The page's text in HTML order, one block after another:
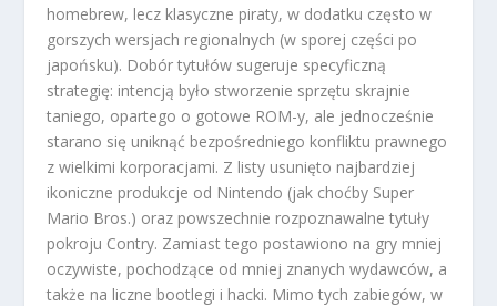
homebrew, lecz klasyczne piraty, w dodatku często w
gorszych wersjach regionalnych (w sporej części po
japońsku). Dobór tytułów sugeruje specyficzną
strategię: intencją było stworzenie sprzętu skrajnie
taniego, opartego o gotowe ROM-y, ale jednocześnie
starano się uniknąć bezpośredniego konfliktu prawnego
z wielkimi korporacjami. Z listy usunięto najbardziej
ikoniczne produkcje od Nintendo (jak choćby Super
Mario Bros.) oraz powszechnie rozpoznawalne tytuły
pokroju Contry. Zamiast tego postawiono na gry mniej
oczywiste, pochodzące od mniej znanych wydawców, a
także na liczne bootlegi i hacki. Mimo tych zabiegów, w